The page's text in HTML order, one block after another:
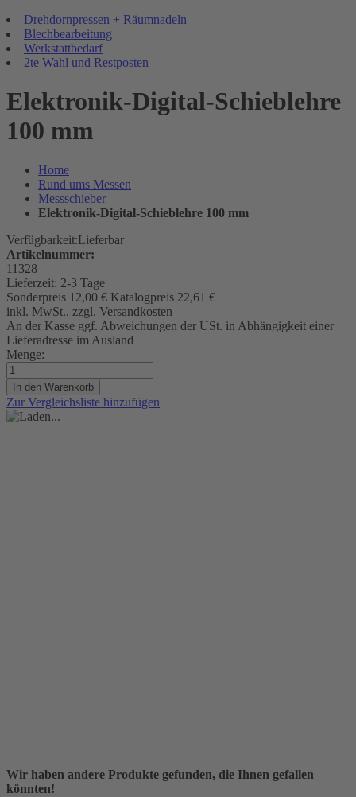
Drehdornpressen + Räumnadeln
Blechbearbeitung
Werkstattbedarf
2te Wahl und Restposten
Elektronik-Digital-Schieblehre
100 mm
Home
Rund ums Messen
Messschieber
Elektronik-Digital-Schieblehre 100 mm
Verfügbarkeit:Lieferbar
Artikelnummer:
11328
Lieferzeit: 2-3 Tage
Sonderpreis 12,00 € Katalogpreis 22,61 €
inkl. MwSt., zzgl. Versandkosten
An der Kasse ggf. Abweichungen der USt. in Abhängigkeit einer
Lieferadresse im Ausland
Menge:
In den Warenkorb
Zur Vergleichsliste hinzufügen
Wir haben andere Produkte gefunden, die Ihnen gefallen
könnten!